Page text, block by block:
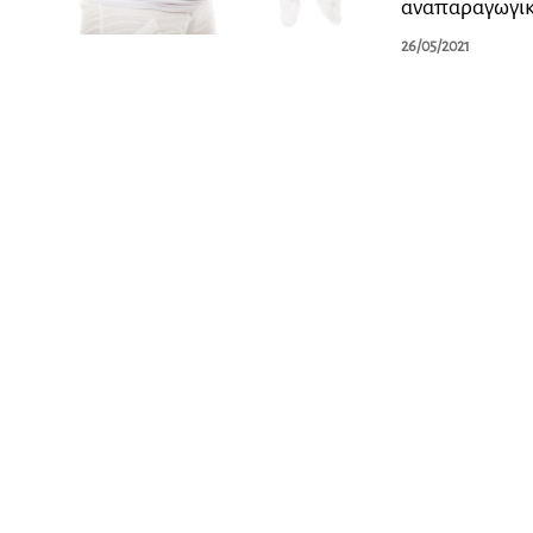
26/05/2021